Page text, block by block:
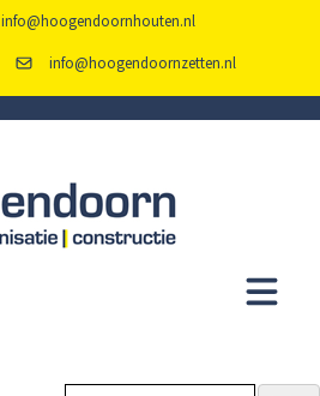
info@hoogendoornhouten.nl
info@hoogendoornzetten.nl